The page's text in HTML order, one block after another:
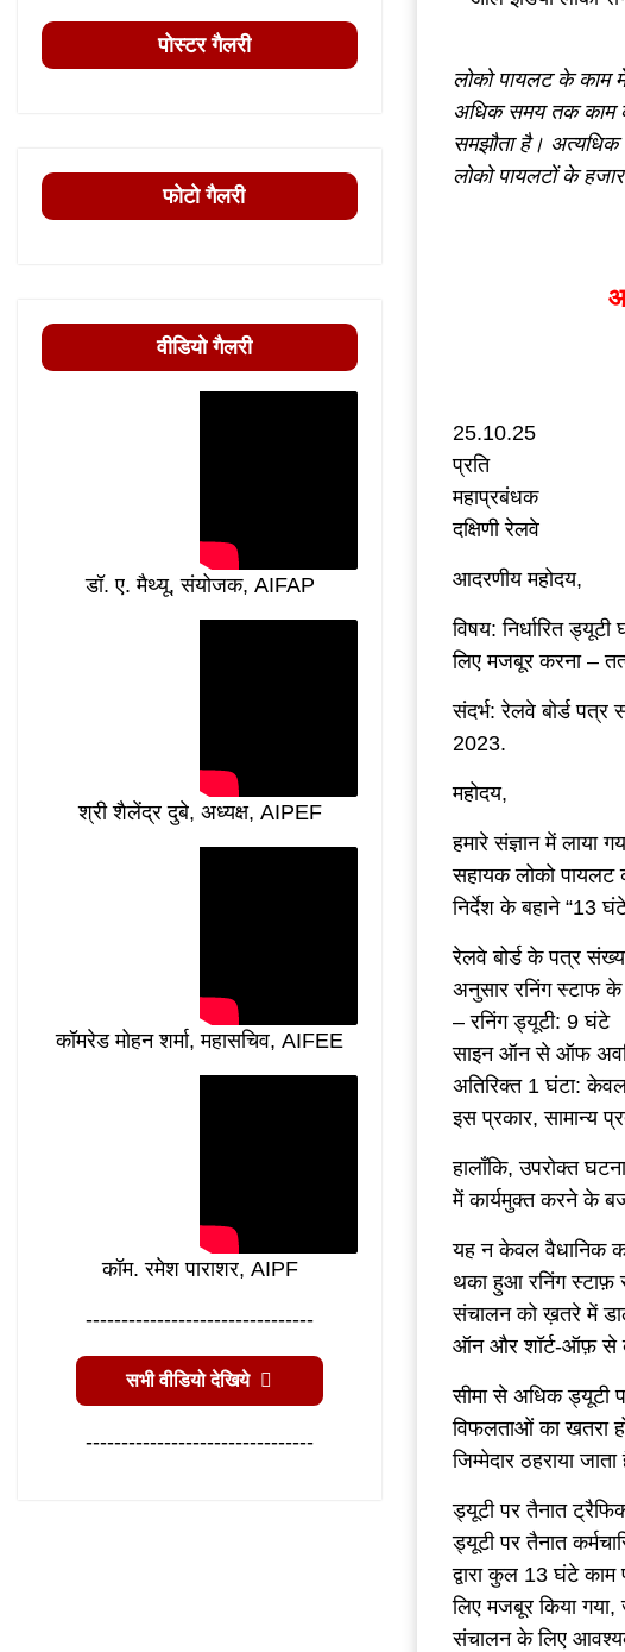
लोको पायलट के काम
अधिक समय तक काम
समझौता है। अत्यधिक
लोको पायलटों के
25.10.25
प्रति
महाप्रबंधक
दक्षिणी रेलवे
आदरणीय महोदय,
विषय: निर्धारित
लिए मजबूर करना –
संदर्भ: रेलवे बोर्ड
2023.
महोदय,
हमारे संज्ञान में
सहायक लोको पायलट
निर्देश के बहाने “13
रेलवे बोर्ड के पत्र
अनुसार रनिंग स्टाफ
– रनिंग ड्यूटी: 9 घंटे
साइन ऑन से ऑफ
अतिरिक्त 1 घंटा:
इस प्रकार, सामान्य
हालाँकि, उपरोक्त
में कार्यमुक्त करने के
यह न केवल वैधानिक
थका हुआ रनिंग स्टाफ़
संचालन को ख़तरे में
ऑन और शॉर्ट-ऑफ़ से
सीमा से अधिक ड्यूटी
विफलताओं का खतरा
जिम्मेदार ठहराया जाता
ड्यूटी पर तैनात
ड्यूटी पर तैनात
द्वारा कुल 13 घंटे
लिए मजबूर किया गया,
संचालन के लिए
पोस्टर गैलरी
फोटो गैलरी
वीडियो गैलरी
डॉ. ए. मैथ्यू, संयोजक, AIFAP
श्री शैलेंद्र दुबे, अध्यक्ष, AIPEF
कॉमरेड मोहन शर्मा, महासचिव, AIFEE
कॉम. रमेश पाराशर, AIPF
--------------------------------
सभी वीडियो देखिये
--------------------------------